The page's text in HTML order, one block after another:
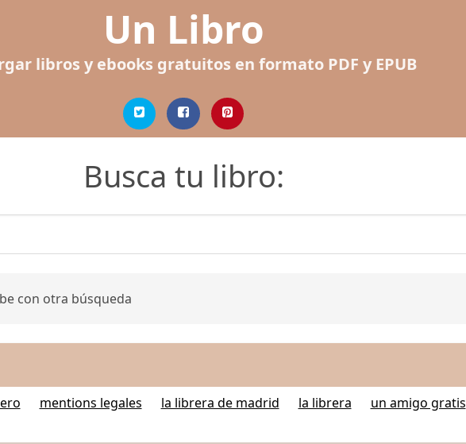
Un Libro
libros y ebooks gratuitos en formato PDF y EPUB
Busca tu libro:
con otra búsqueda
mentions legales la librera de madrid la librera un amigo gratis